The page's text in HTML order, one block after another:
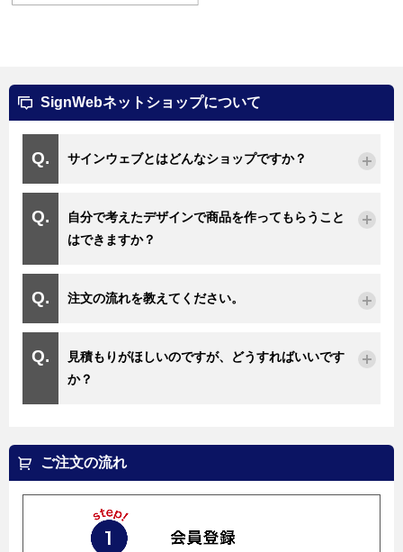
SignWebネットショップについて
サインウェブとはどんなショップですか？
自分で考えたデザインで商品を作ってもらうこと
はできますか？
注文の流れを教えてください。
見積もりがほしいのですが、どうすればいいです
か？
ご注文の流れ